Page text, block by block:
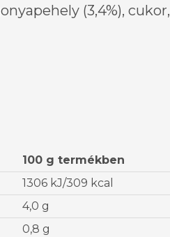
(3,4%), cukor,
100 g termékben
1306 kJ/309 kcal
4,0 g
0,8 g